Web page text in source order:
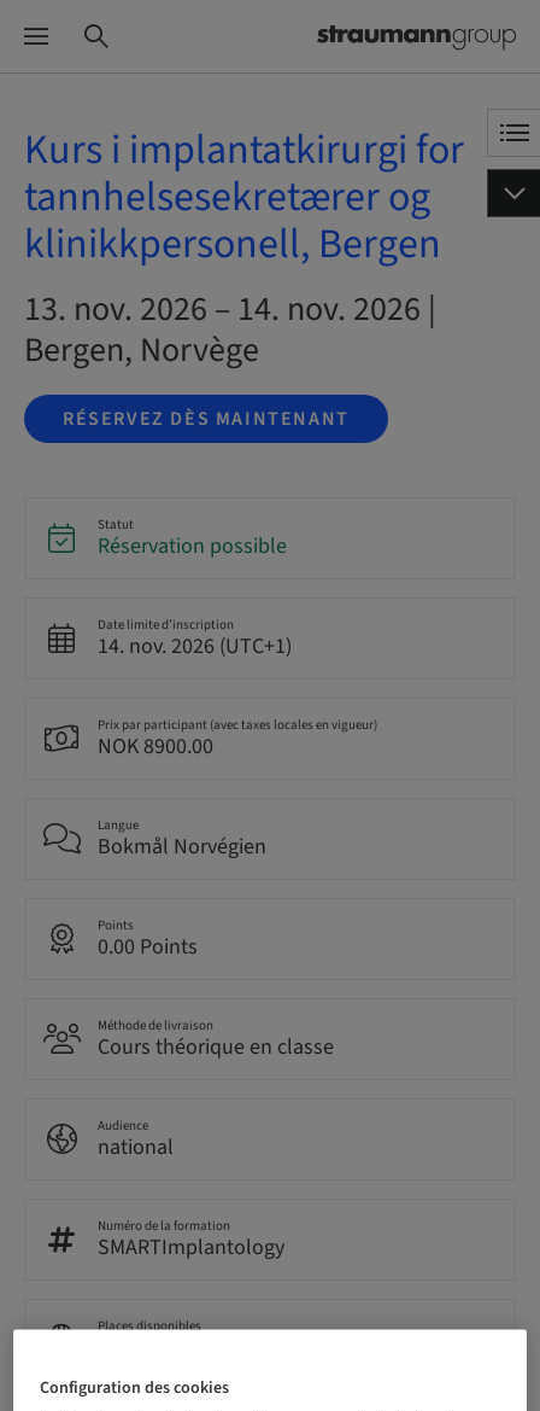
Kurs i implantatkirurgi for
tannhelsesekretærer og
klinikkpersonell, Bergen
13. nov. 2026 – 14. nov. 2026 |
Bergen, Norvège
RÉSERVEZ DÈS MAINTENANT
Statut
Réservation possible
Date limite d’inscription
14. nov. 2026 (UTC+1)
Prix par participant (avec taxes locales en vigueur)
NOK 8900.00
Langue
Bokmål Norvégien
Points
0.00 Points
Méthode de livraison
Cours théorique en classe
Audience
national
Numéro de la formation
SMARTImplantology
Places disponibles
Configuration des cookies